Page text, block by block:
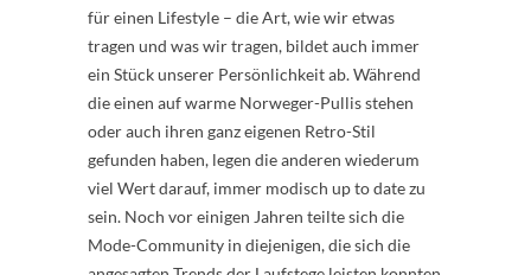
für einen Lifestyle – die Art, wie wir etwas
tragen und was wir tragen, bildet auch immer
ein Stück unserer Persönlichkeit ab. Während
die einen auf warme Norweger-Pullis stehen
oder auch ihren ganz eigenen Retro-Stil
gefunden haben, legen die anderen wiederum
viel Wert darauf, immer modisch up to date zu
sein. Noch vor einigen Jahren teilte sich die
Mode-Community in diejenigen, die sich die